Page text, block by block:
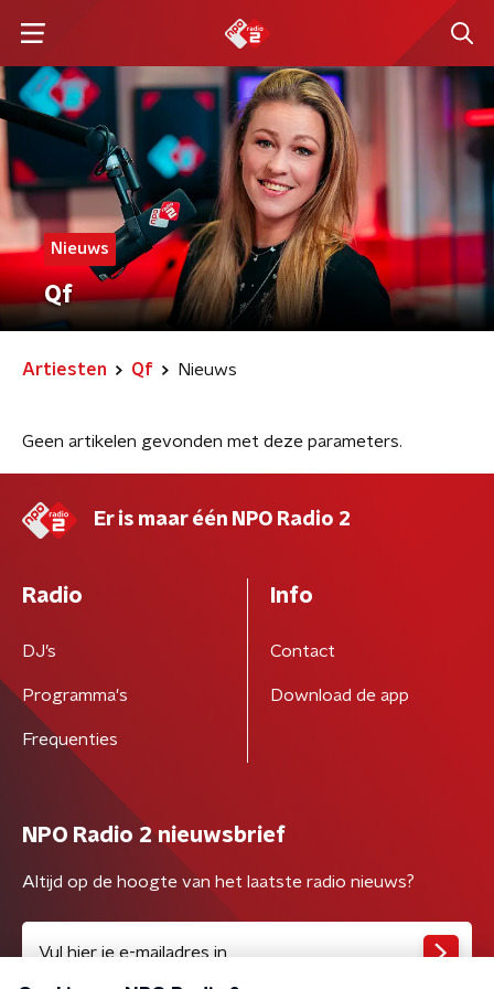
Nieuws
Qf
Artiesten Qf Nieuws
Geen artikelen gevonden met deze parameters.
Er is maar één NPO Radio 2
Radio
DJ’s
Programma's
Frequenties
Info
Contact
Download de app
NPO Radio 2 nieuwsbrief
Altijd op de hoogte van het laatste radio nieuws?